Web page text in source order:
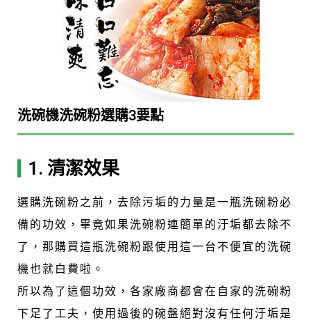
洗碗機洗碗粉選購3要點
1. 清潔效果
選購洗碗粉之前，去除污垢的力量是一瓶洗碗粉必
備的功效，畢竟如果洗碗粉連簡單的汙垢都去除不
了，那購買這瓶洗碗粉跟使用這一台不便宜的洗碗
機也就白費啦。
所以為了這個功效，各家廠商都會在自家的洗碗粉
下足了工夫，使用過後的碗盤絕對沒有任何汙垢是